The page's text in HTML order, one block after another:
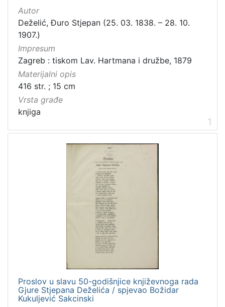
Autor
Deželić, Đuro Stjepan (25. 03. 1838. – 28. 10.
1907.)
Impresum
Zagreb : tiskom Lav. Hartmana i družbe, 1879
Materijalni opis
416 str. ; 15 cm
Vrsta građe
knjiga
1
Proslov u slavu 50-godišnjice književnoga rada
Gjure Stjepana Deželića / spjevao Božidar
Kukuljević Sakcinski